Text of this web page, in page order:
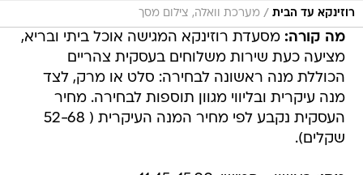
רוזינקא עד הבית / מערכת וואלה, צילום מסך
מה קורה: מסעדת רוזינקא המגישה אוכל ביתי ובריא,
מציעה כעת שירות משלוחים בעסקית צהריים
הכוללת מנה ראשונה לבחירה: סלט או מרק, לצד
מנה עיקרית ובליווי מגוון תוספות לבחירה. מחיר
העסקית נקבע לפי מחיר המנה העיקרית ( 52-68
שקלים).